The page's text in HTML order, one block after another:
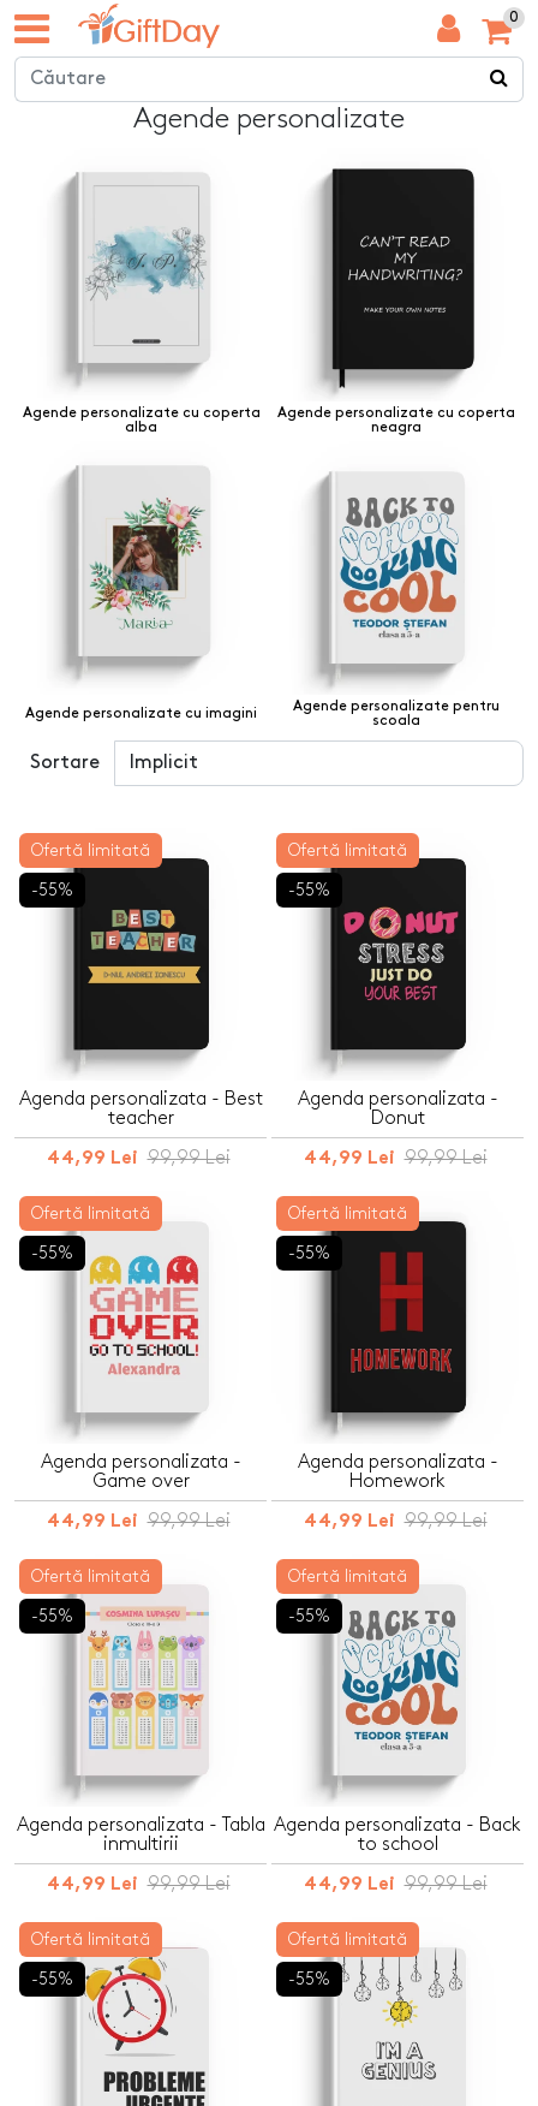
0
Agende personalizate
Agende personalizate cu coperta
alba
Agende personalizate cu coperta
neagra
Agende personalizate cu imagini
Agende personalizate pentru
scoala
Sortare
Ofertă limitată
-55%
Agenda personalizata - Best
teacher
44,99 Lei 99,99 Lei
Ofertă limitată
-55%
Agenda personalizata -
Donut
44,99 Lei 99,99 Lei
Ofertă limitată
-55%
Agenda personalizata -
Game over
44,99 Lei 99,99 Lei
Ofertă limitată
-55%
Agenda personalizata -
Homework
44,99 Lei 99,99 Lei
Ofertă limitată
-55%
Agenda personalizata - Tabla
inmultirii
44,99 Lei 99,99 Lei
Ofertă limitată
-55%
Agenda personalizata - Back
to school
44,99 Lei 99,99 Lei
Ofertă limitată
-55%
Ofertă limitată
-55%